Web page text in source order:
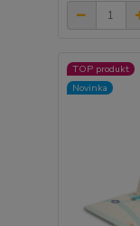
TOP produkt
Novinka